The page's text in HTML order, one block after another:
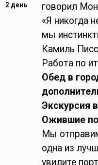
2 день
говорил
«Я никогда
мы
Камиль
Работа по
Обед в
Экскурсия
Ожившие
Мы
одна из
увидите